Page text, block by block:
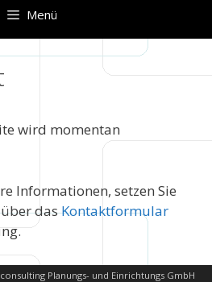
Menü
wird momentan
Informationen, setzen Sie
über dasKontaktformular
Planungs- und Einrichtungs GmbH